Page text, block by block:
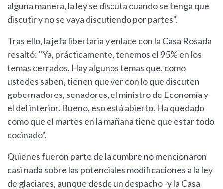
alguna manera, la ley se discuta cuando se tenga que
discutir y no se vaya discutiendo por partes".
Tras ello, la jefa libertaria y enlace con la Casa Rosada
resaltó: "Ya, prácticamente, tenemos el 95% en los
temas cerrados. Hay algunos temas que, como
ustedes saben, tienen que ver con lo que discuten
gobernadores, senadores, el ministro de Economía y
el del interior. Bueno, eso está abierto. Ha quedado
como que el martes en la mañana tiene que estar todo
cocinado".
Quienes fueron parte de la cumbre no mencionaron
casi nada sobre las potenciales modificaciones a la ley
de glaciares, aunque desde un despacho -y la Casa